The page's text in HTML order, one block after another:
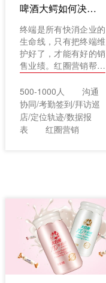
啤酒大鳄如何决胜新疆市场？
终端是所有快消企业的
生命线，只有把终端维
护好了，才能有好的销
售业绩。红圈营销帮助
我们实现了对终端的精
细化管理，以及对销售
团队的规范化管理，对
快消企业来说，红圈营
销是非常适用的工具。
500-1000人
沟通
协同/考勤签到/拜访巡
店/定位轨迹/数据报
表
红圈营销